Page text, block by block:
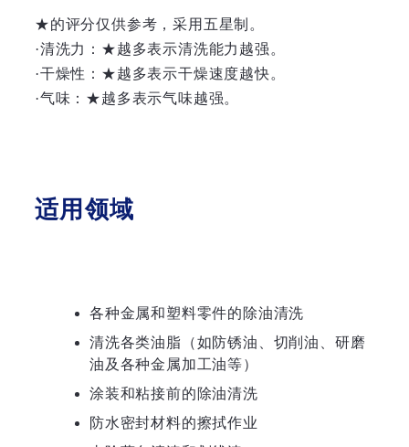
★的评分仅供参考，采用五星制。
·清洗力：★越多表示清洗能力越强。
·干燥性：★越多表示干燥速度越快。
·气味：★越多表示气味越强。
适用领域
各种金属和塑料零件的除油清洗
清洗各类油脂（如防锈油、切削油、研磨
油及各种金属加工油等）
涂装和粘接前的除油清洗
防水密封材料的擦拭作业